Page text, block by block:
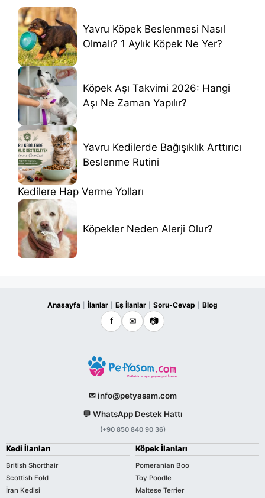
Yavru Köpek Beslenmesi Nasıl
Olmalı? 1 Aylık Köpek Ne Yer?
Köpek Aşı Takvimi 2026: Hangi
Aşı Ne Zaman Yapılır?
Yavru Kedilerde Bağışıklık Arttırıcı
Beslenme Rutini
Kedilere Hap Verme Yolları
Köpekler Neden Alerji Olur?
Anasayfa İlanlar Eş İlanlar Soru-Cevap Blog
f ✉ 📷
✉ info@petyasam.com
💬 WhatsApp Destek Hattı
(+90 850 840 90 36)
Kedi İlanları
British Shorthair
Scottish Fold
İran Kedisi
Köpek İlanları
Pomeranian Boo
Toy Poodle
Maltese Terrier